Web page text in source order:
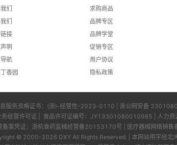
们
们
接
明
航
香园
求购商品
品牌专区
品牌学堂
促销专区
用户协议
隐私政策
服务资格证书： (浙)-经营性-2023-0110 浙公网安备
经营许可证 | 食品许可证编号： JY13301080010985 | 人力资
备案凭证：浙杭食药监械经营备20153170号 | 医疗器械网络销
© 2000-2026 DXY All Rights Reserved.
本网站用字经北